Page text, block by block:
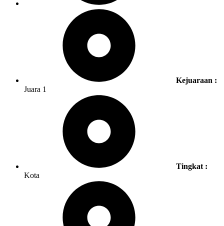
Kejuaraan :
Juara 1
Tingkat :
Kota